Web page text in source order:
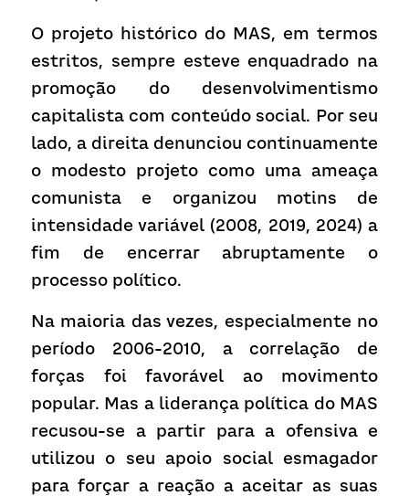
O projeto histórico do MAS, em termos
estritos, sempre esteve enquadrado na
promoção do desenvolvimentismo
capitalista com conteúdo social. Por seu
lado, a direita denunciou continuamente
o modesto projeto como uma ameaça
comunista e organizou motins de
intensidade variável (2008, 2019, 2024) a
fim de encerrar abruptamente o
processo político.
Na maioria das vezes, especialmente no
período 2006-2010, a correlação de
forças foi favorável ao movimento
popular. Mas a liderança política do MAS
recusou-se a partir para a ofensiva e
utilizou o seu apoio social esmagador
para forçar a reação a aceitar as suas